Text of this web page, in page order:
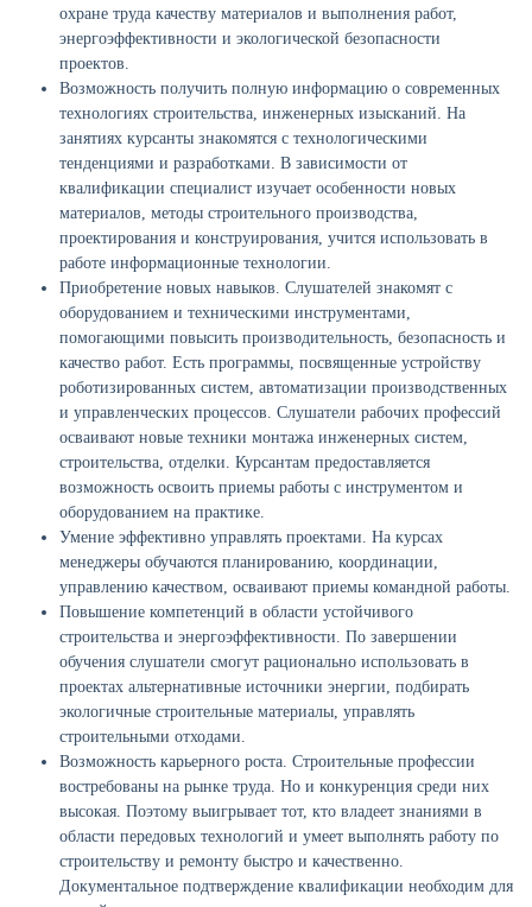
охране труда качеству материалов и выполнения работ,
энергоэффективности и экологической безопасности
проектов.
Возможность получить полную информацию о современных
технологиях строительства, инженерных изысканий. На
занятиях курсанты знакомятся с технологическими
тенденциями и разработками. В зависимости от
квалификации специалист изучает особенности новых
материалов, методы строительного производства,
проектирования и конструирования, учится использовать в
работе информационные технологии.
Приобретение новых навыков. Слушателей знакомят с
оборудованием и техническими инструментами,
помогающими повысить производительность, безопасность и
качество работ. Есть программы, посвященные устройству
роботизированных систем, автоматизации производственных
и управленческих процессов. Слушатели рабочих профессий
осваивают новые техники монтажа инженерных систем,
строительства, отделки. Курсантам предоставляется
возможность освоить приемы работы с инструментом и
оборудованием на практике.
Умение эффективно управлять проектами. На курсах
менеджеры обучаются планированию, координации,
управлению качеством, осваивают приемы командной работы.
Повышение компетенций в области устойчивого
строительства и энергоэффективности. По завершении
обучения слушатели смогут рационально использовать в
проектах альтернативные источники энергии, подбирать
экологичные строительные материалы, управлять
строительными отходами.
Возможность карьерного роста. Строительные профессии
востребованы на рынке труда. Но и конкуренция среди них
высокая. Поэтому выигрывает тот, кто владеет знаниями в
области передовых технологий и умеет выполнять работу по
строительству и ремонту быстро и качественно.
Документальное подтверждение квалификации необходим для